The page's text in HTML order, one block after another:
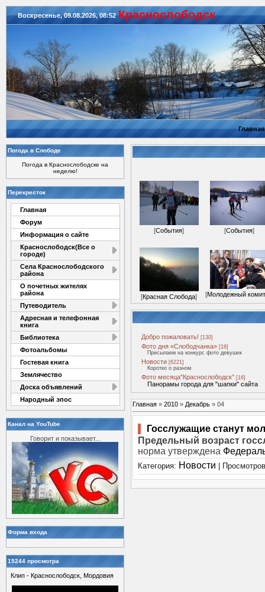
Воскресенье, 09.08.2026, 08:52 Красноcлободск
Главная
Погода в Слободе
Погода в Краснослободске на
неделю!
Перекресток
Главная
Форум
Информация о сайте
Краснослободск(Все о
городе)
Села Краснослободского
района
О почетных жителях
района
Путеводитель
Адресная и телефонная
книга
Библиотека
Фотоальбомы
Гостевая книга
Землячество
Доска объявлений
Народный эпос
Канал на YouTube
Говорит и показывает...
Форма входа
15244 просмотра
Клип - Краснослободск, Мордовия
[События] [События]
[Красная Слобода] [Молодежный
Добро пожаловать! [130]
Фото дня «Слободчанка» [18]
Присылаем на конкурс фото девушек
Новости [6221]
Коротко о разном
Фото месяца"Краснослободск" [16]
Панорамы города для "шапки" сайта
Главная » 2010 » Декабрь » 04
Госслужащие станут
Предельный возраст
норма утверждена
Категория: Новости |